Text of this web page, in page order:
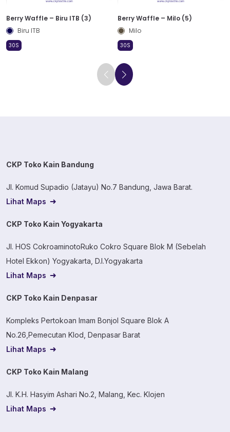
Berry Waffle – Biru ITB (3)
Biru ITB
30S
Berry Waffle – Milo (5)
Milo
30S
CKP Toko Kain Bandung
Jl. Komud Supadio (Jatayu) No.7 Bandung, Jawa Barat.
Lihat Maps
CKP Toko Kain Yogyakarta
Jl. HOS CokroaminotoRuko Cokro Square Blok M (Sebelah
Hotel Ekkon) Yogyakarta, D.I.Yogyakarta
Lihat Maps
CKP Toko Kain Denpasar
Kompleks Pertokoan Imam Bonjol Square Blok A
No.26,Pemecutan Klod, Denpasar Barat
Lihat Maps
CKP Toko Kain Malang
Jl. K.H. Hasyim Ashari No.2, Malang, Kec. Klojen
Lihat Maps